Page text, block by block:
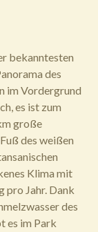
bekanntesten
des
im Vordergrund
es ist zum
große
des weißen
Klima mit
pro Jahr. Dank
des
es im Park